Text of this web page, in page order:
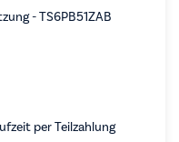
- TS6PB51ZAB
per Teilzahlung